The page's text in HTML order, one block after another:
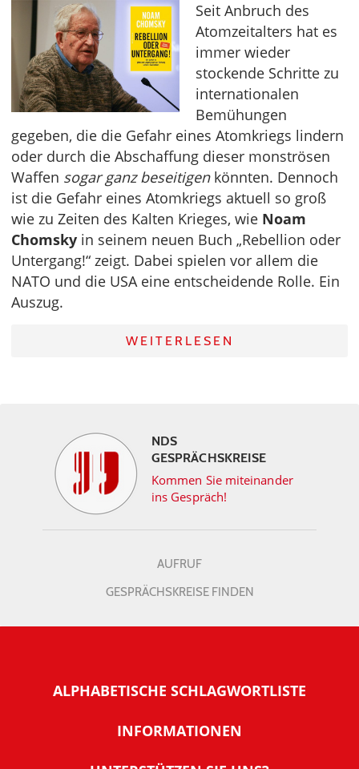
Seit Anbruch des
Atomzeitalters hat es
immer wieder
stockende Schritte zu
internationalen
Bemühungen
gegeben, die die Gefahr eines Atomkriegs lindern
oder durch die Abschaffung dieser monströsen
Waffen sogar ganz beseitigenkönnten. Dennoch
ist die Gefahr eines Atomkriegs aktuell so groß
wie zu Zeiten des Kalten Krieges, wie Noam
Chomsky in seinem neuen Buch „Rebellion oder
Untergang!“ zeigt. Dabei spielen vor allem die
NATO und die USA eine entscheidende Rolle. Ein
Auszug.
WEITERLESEN
NDS
GESPRÄCHSKREISE
Kommen Sie miteinander
ins Gespräch!
AUFRUF
GESPRÄCHSKREISE FINDEN
ALPHABETISCHE SCHLAGWORTLISTE
INFORMATIONEN
Warum NachDenkSeiten